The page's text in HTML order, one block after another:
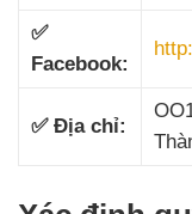
✅
Facebook:
✅ Địa chỉ: